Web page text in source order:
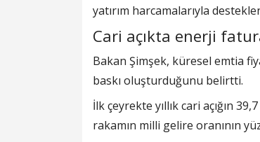
yatırım harcamalarıyla
Cari açıkta enerji
Bakan Şimşek, küresel emtia
baskı oluşturduğunu belirtti.
İlk çeyrekte yıllık cari açığın
rakamın milli gelire oranının